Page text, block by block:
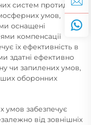
систем протидії,
умов,
оснащені
компенсації
їх ефективність в
здатні ефективно
чи запилених умов,
оборонних
умов забезпечує
від зовнішніх